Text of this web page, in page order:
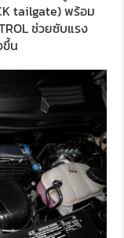
tailgate) พร้อม
ช่วยซับแรง
ขึ้น